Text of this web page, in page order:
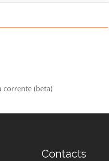
corrente (beta)
Contacts